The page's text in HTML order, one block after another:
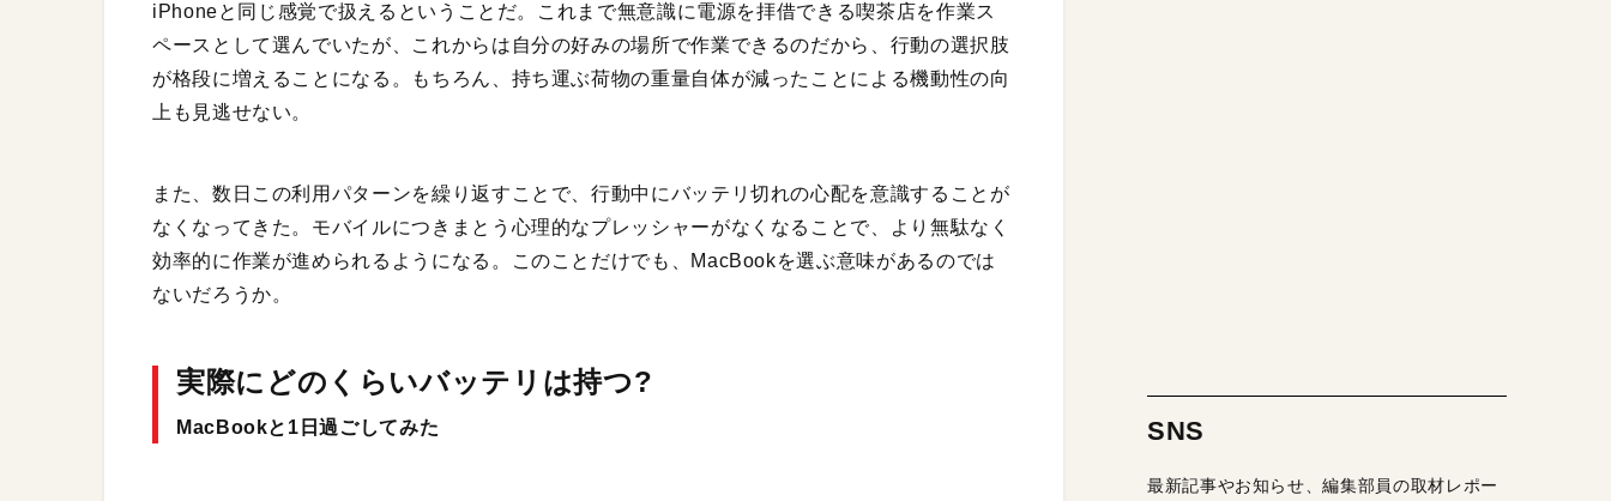
iPhoneと同じ感覚で扱えるということだ。これまで無意識に電源を拝借できる喫茶店を作業ス
ペースとして選んでいたが、これからは自分の好みの場所で作業できるのだから、行動の選択肢
が格段に増えることになる。もちろん、持ち運ぶ荷物の重量自体が減ったことによる機動性の向
上も見逃せない。
また、数日この利用パターンを繰り返すことで、行動中にバッテリ切れの心配を意識することが
なくなってきた。モバイルにつきまとう心理的なプレッシャーがなくなることで、より無駄なく
効率的に作業が進められるようになる。このことだけでも、MacBookを選ぶ意味があるのでは
ないだろうか。
実際にどのくらいバッテリは持つ?
MacBookと1日過ごしてみた SNS
最新記事やお知らせ、編集部員の取材レポー